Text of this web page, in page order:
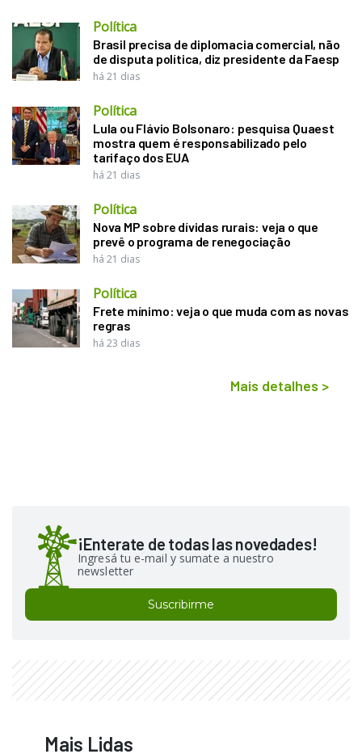
Política
Brasil precisa de diplomacia comercial, não
de disputa política, diz presidente da Faesp
há 21 dias
Política
Lula ou Flávio Bolsonaro: pesquisa Quaest
mostra quem é responsabilizado pelo
tarifaço dos EUA
há 21 dias
Política
Nova MP sobre dívidas rurais: veja o que
prevê o programa de renegociação
há 21 dias
Política
Frete mínimo: veja o que muda com as novas
regras
há 23 dias
Mais detalhes >
¡Enterate de todas las novedades!
Ingresá tu e-mail y sumate a nuestro
newsletter
Suscribirme
Mais Lidas